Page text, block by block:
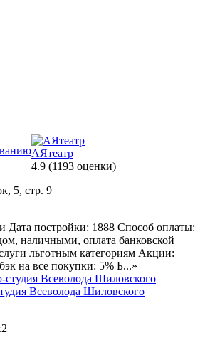
АЯтеатр
4.9 (1193 оценки)
5, стр. 9
Дата постройки: 1888 Способ оплаты:
наличными, оплата банковской
льготным категориям Акции:
на все покупки: 5% Б...»
Всеволода Шиловского